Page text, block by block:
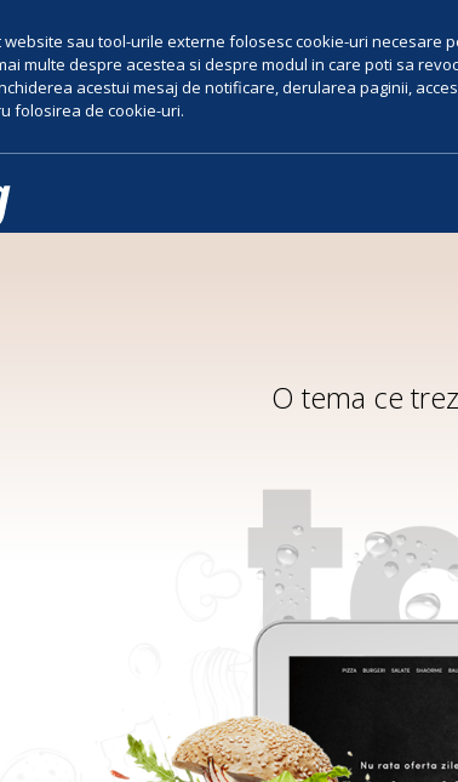
website sau tool-urile externe folosesc cookie-uri necesare
multe despre acestea si despre modul in care poti sa
acestui mesaj de notificare, derularea paginii,
folosirea de cookie-uri.
O tema ce